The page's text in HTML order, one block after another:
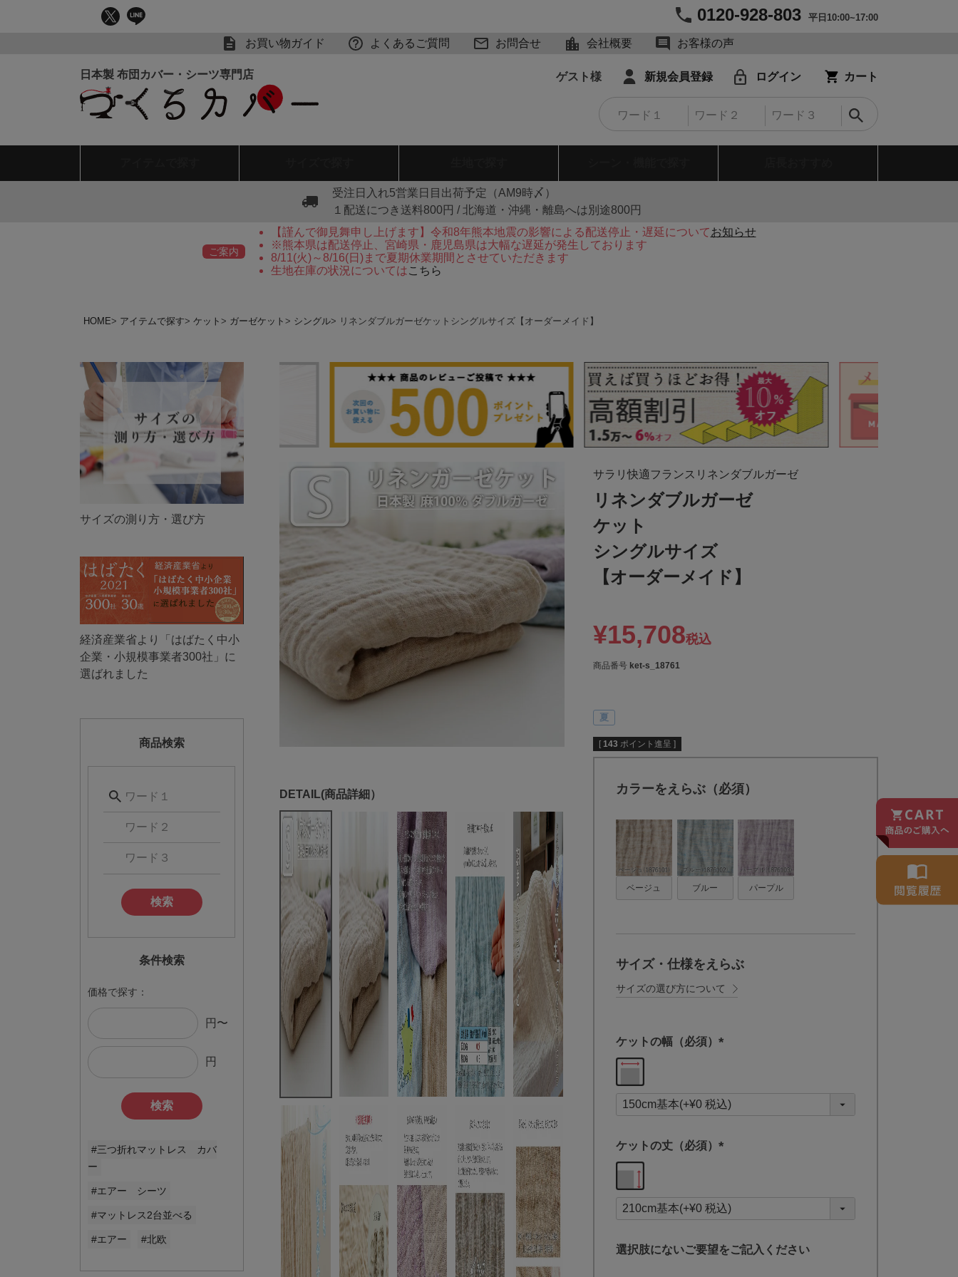
0120-928-803 平日10:00~17:00
お買い物ガイド よくあるご質問 お問合せ 会社概要 お客様の声
ゲスト様 新規会員登録 ログイン カート
受注日入れ5営業日目出荷予定（AM9時〆）
１配送につき送料800円 / 北海道・沖縄・離島へは別途800円
ご案内
【謹んで御見舞申し上げます】令和8年熊本地震の影響による配送停止・遅延についてお知らせ
※熊本県は配送停止、宮崎県・鹿児島県は大幅な遅延が発生しております
8/11(火)～8/16(日)まで夏期休業期間とさせていただきます
生地在庫の状況についてはこちら
HOME アイテムで探す ケット ガーゼケット シングル リネンダブルガーゼケットシングルサイズ【オーダーメイド】
サイズの測り方・選び方
経済産業省より「はばたく中小
企業・小規模事業者300社」に
選ばれました
商品検索
検索
条件検索
価格で探す：
円〜
円
検索
#三つ折れマットレス カバ
ー
#エアー シーツ
#マットレス2台並べる
#エアー #北欧
サラリ快適フランスリネンダブルガーゼ
リネンダブルガーゼ
ケット
シングルサイズ
【オーダーメイド】
¥15,708税込
商品番号 ket-s_18761
夏
[ 143 ポイント進呈 ]
カラーをえらぶ（必須）
ベージュ ブルー パープル
サイズ・仕様をえらぶ
サイズの選び方について
ケットの幅（必須）
須
)
ケットの丈（必須）
須
)
選択肢にないご要望をご記入ください